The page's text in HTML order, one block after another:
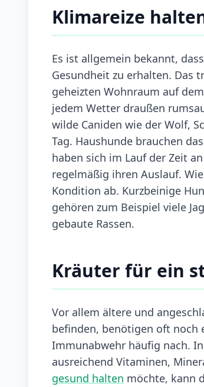
Klimareize
Es ist allgemein bekannt,
Gesundheit zu erhalten. Das
geheizten Wohnraum auf
jedem Wetter draußen
wilde Caniden wie der Wolf,
Tag. Haushunde brauchen
haben sich im Lauf der Zeit
regelmäßig ihren Auslauf.
Kondition ab. Kurzbeinige
gehören zum Beispiel viele
gebaute Rassen.
Kräuter für ein
Vor allem ältere und
befinden, benötigen oft noch
Immunabwehr häufig nach.
ausreichend Vitaminen,
gesund halten möchte, kann